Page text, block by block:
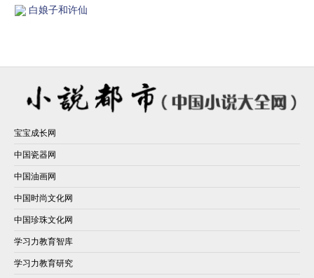
白娘子和许仙
宝宝成长网
中国瓷器网
中国油画网
中国时尚文化网
中国珍珠文化网
学习力教育智库
学习力教育研究